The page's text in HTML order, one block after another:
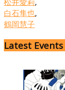
白石隼也,
鶴岡慧子
Latest